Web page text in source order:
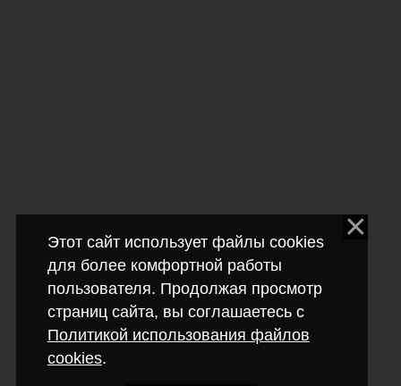
Этот сайт использует файлы cookies
для более комфортной работы
пользователя. Продолжая просмотр
страниц сайта, вы соглашаетесь с
Политикой использования файлов
cookies.